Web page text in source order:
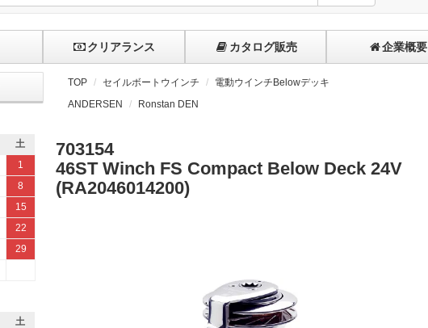
クリアランス カタログ販売 企業概要
TOP セイルボートウインチ
電動ウインチBelowデッキ
ANDERSEN
Ronstan DEN
703154
46ST Winch FS Compact Below Deck 24V
(RA2046014200)
土
1
8
15
22
29
土